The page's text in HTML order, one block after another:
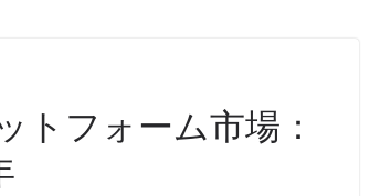
トフォーム市場：